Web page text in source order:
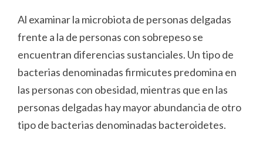
Al examinar la microbiota de personas delgadas
frente a la de personas con sobrepeso se
encuentran diferencias sustanciales. Un tipo de
bacterias denominadas firmicutes predomina en
las personas con obesidad, mientras que en las
personas delgadas hay mayor abundancia de otro
tipo de bacterias denominadas bacteroidetes.